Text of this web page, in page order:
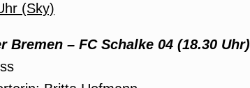
(Sky)
Bremen – FC Schalke 04 (18.30 Uhr)